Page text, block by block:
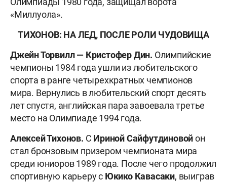
«Миллуола».
ТИХОНОВ: НА ЛЕД, ПОСЛЕ РОЛИ ЧУДОВИЩА
Джейн Торвилл — Кристофер Дин. Олимпийские
чемпионы 1984 года ушли из любительского
спорта в ранге четырехкратных чемпионов
мира. Вернулись в любительский спорт десять
лет спустя, английская пара завоевала третье
место на Олимпиаде 1994 года.
Алексей Тихонов. С Ириной Сайфутдиновойон
стал бронзовым призером чемпионата мира
среди юниоров 1989 года. После чего продолжил
спортивную карьеру с Юкико Кавасаки, выиграв